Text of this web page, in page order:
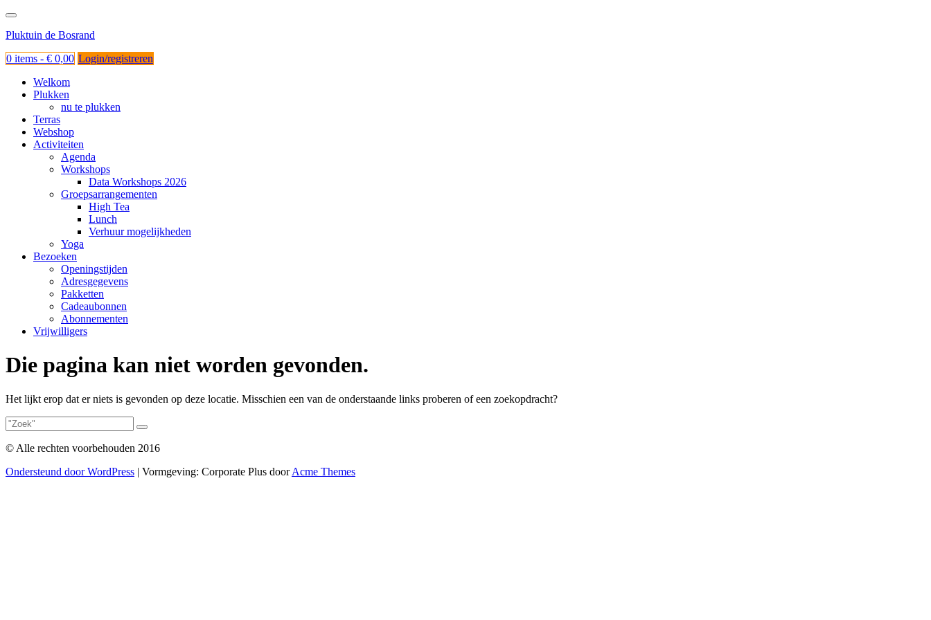
Ga
de
Pluktuin de Bosrand
0 items - € 0,00 Login/registreren
Welkom
Plukken
nu te plukken
Terras
Webshop
Activiteiten
Agenda
Workshops
Data Workshops 2026
Groepsarrangementen
High Tea
Lunch
Verhuur mogelijkheden
Yoga
Bezoeken
Openingstijden
Adresgegevens
Pakketten
Cadeaubonnen
Abonnementen
Vrijwilligers
Die pagina kan niet worden gevonden.
Het lijkt erop dat er niets is gevonden op deze locatie. Misschien een van de onderstaande links proberen of een zoekopdracht?
© Alle rechten voorbehouden 2016
Ondersteund door WordPress | Vormgeving: Corporate Plus doorAcme Themes